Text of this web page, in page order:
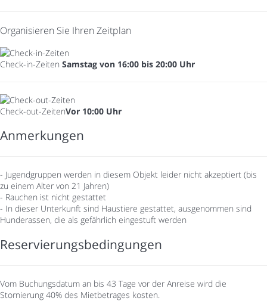
Organisieren Sie Ihren Zeitplan
Check-in-Zeiten Samstag von 16:00 bis 20:00 Uhr
Check-out-ZeitenVor 10:00 Uhr
Anmerkungen
- Jugendgruppen werden in diesem Objekt leider nicht akzeptiert (bis
zu einem Alter von 21 Jahren)
- Rauchen ist nicht gestattet
- In dieser Unterkunft sind Haustiere gestattet, ausgenommen sind
Hunderassen, die als gefährlich eingestuft werden
Reservierungsbedingungen
Vom Buchungsdatum an bis 43 Tage vor der Anreise wird die
Stornierung 40% des Mietbetrages kosten.